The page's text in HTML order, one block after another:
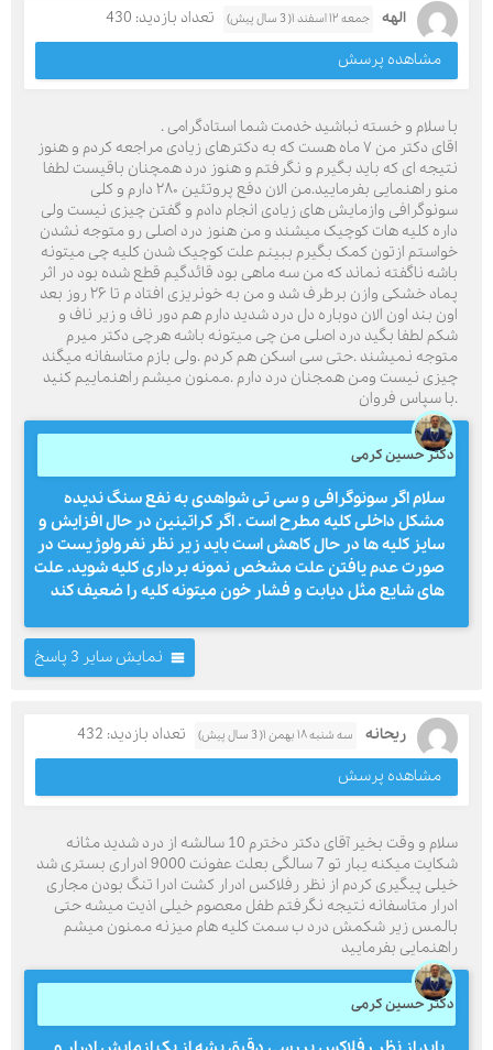
الهه جمعه ۱۲ اسفند ۱( 3 سال پیش)
تعداد بازدید: 430
مشاهده پرسش
با سلام و خسته نباشید خدمت شما استادگرامی .
اقای دکتر من ۷ ماه هست که به دکترهای زیادی مراجعه کردم و هنوز
نتیجه ای که باید بگیرم و نگرفتم و هنوز درد همچنان باقیست لطفا
منو راهنمایی بفرمایید.من الان دفع پروتئین ۲۸۰ دارم و کلی
سونوگرافی وازمایش های زیادی انجام دادم و گفتن چیزی نیست ولی
داره کلیه هات کوچیک میشند و من هنوز درد اصلی رو متوجه نشدن
خواستم ازتون کمک بگیرم ببینم علت کوچیک شدن کلیه چی میتونه
باشه ناگفته نماند که من سه ماهی بود قائدگیم قطع شده بود در اثر
پماد خشکی وازن برطرف شد و من به خونریزی افتاد م تا ۲۶ روز بعد
اون بند اون الان دوباره دل درد شدید دارم هم دور ناف و زیر ناف و
شکم لطفا بگید درد اصلی من چی میتونه باشه هرچی دکتر میرم
متوجه نمیشند .حتی سی اسکن هم کردم .ولی بازم متاسفانه میگند
چیزی نیست ومن همجنان درد دارم .ممنون میشم راهنماییم کنید
.با سپاس فروان
دکتر حسین کرمی
سلام اگر سونوگرافی و سی تی شواهدی به نفع سنگ ندیده
مشکل داخلی کلیه مطرح است . اگر کراتینین در حال افزایش و
سایز کلیه ها در حال کاهش است باید زیر نظر نفرولوژیست در
صورت عدم یافتن علت مشخص نمونه برداری کلیه شوید. علت
های شایع مثل دیابت و فشار خون میتونه کلیه را ضعیف کند
نمایش سایر 3 پاسخ
ریحانه سه شنبه ۱۸ بهمن ۱( 3 سال پیش)
تعداد بازدید: 432
مشاهده پرسش
سلام و وقت بخیر آقای دکتر دخترم 10 سالشه از درد شدید مثانه
شکایت میکنه یبار تو 7 سالگی بعلت عفونت 9000 ادراری بستری شد
خیلی پیگیری کردم از نظر رفلاکس ادرار کشت ادرا تنگ بودن مجاری
ادرار متاسفانه نتیجه نگرفتم طفل معصوم خیلی اذیت میشه حتی
بالمس زیر شکمش درد ب سمت کلیه هام میزنه ممنون میشم
راهنمایی بفرمایید
دکتر حسین کرمی